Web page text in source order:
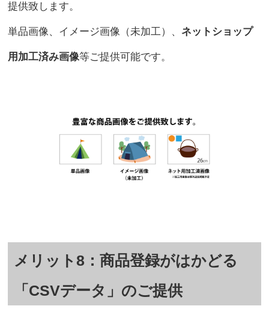
提供致します。
単品画像、イメージ画像（未加工）、 ネットショップ
用加工済み画像等ご提供可能です。
メリット8：商品登録がはかどる
「CSVデータ」のご提供